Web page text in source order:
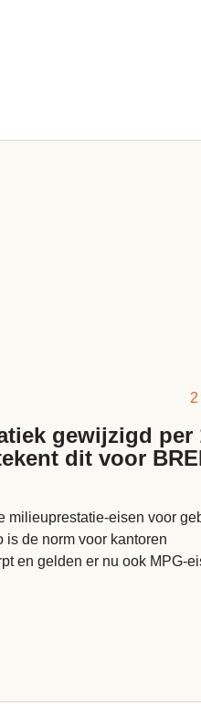
gewijzigd per
dit voor
milieuprestatie-eisen voor
is de norm voor kantoren
en gelden er nu ook MPG-
Lees